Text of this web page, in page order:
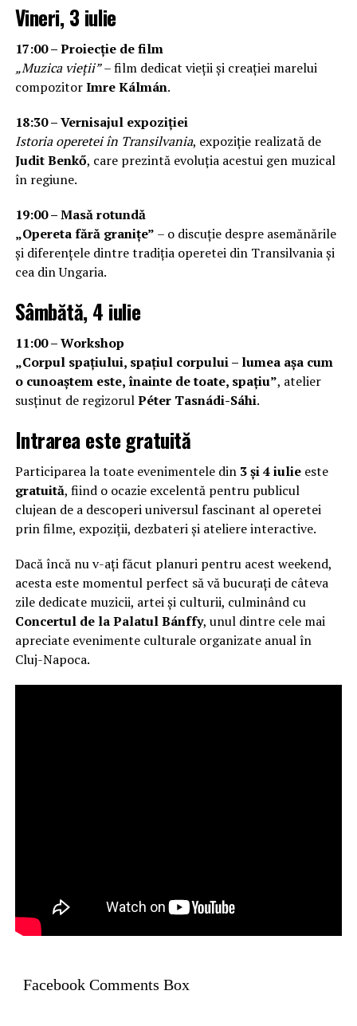
Vineri, 3 iulie
17:00 – Proiecție de film
„Muzica vieții”– film dedicat vieții și creației marelui
compozitorImre Kálmán.
18:30 – Vernisajul expoziției
Istoria operetei în Transilvania, expoziție realizată de
Judit Benkő, care prezintă evoluția acestui gen muzical
în regiune.
19:00 – Masă rotundă
„Opereta fără granițe” – o discuție despre asemănările
și diferențele dintre tradiția operetei din Transilvania și
cea din Ungaria.
Sâmbătă, 4 iulie
11:00 – Workshop
„Corpul spațiului, spațiul corpului – lumea așa cum
o cunoaștem este, înainte de toate, spațiu”, atelier
susținut de regizorulPéter Tasnádi-Sáhi.
Intrarea este gratuită
Participarea la toate evenimentele din 3 și 4 iulieeste
gratuită, fiind o ocazie excelentă pentru publicul
clujean de a descoperi universul fascinant al operetei
prin filme, expoziții, dezbateri și ateliere interactive.
Dacă încă nu v-ați făcut planuri pentru acest weekend,
acesta este momentul perfect să vă bucurați de câteva
zile dedicate muzicii, artei și culturii, culminând cu
Concertul de la Palatul Bánffy, unul dintre cele mai
apreciate evenimente culturale organizate anual în
Cluj-Napoca.
Facebook Comments Box